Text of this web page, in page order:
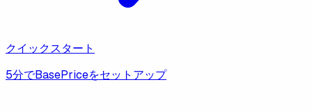
クイックスタート
5分でBasePriceをセットアップ